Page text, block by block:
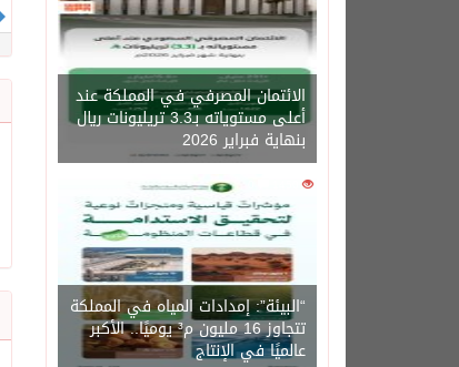
الائتمان المصرفي في المملكة عند
أعلى مستوياته بـ3.3 تريليونات ريال
بنهاية فبراير 2026
1450
“البيئة”: إمدادات المياه في المملكة
تتجاوز 16 مليون م³ يوميًا.. الأكبر
عالميًا في الإنتاج